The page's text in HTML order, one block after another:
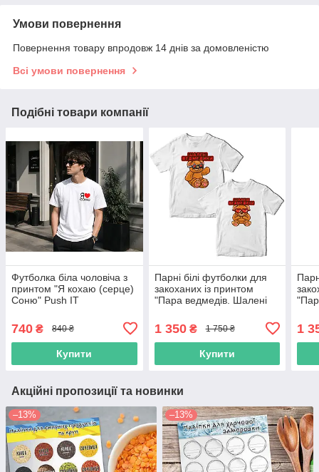
Умови повернення
Повернення товару впродовж 14 днів за домовленістю
Всі умови повернення
Подібні товари компанії
Футболка біла чоловіча з
принтом "Я кохаю (серце)
Соню" Push IT
740 ₴ 840 ₴
Купити
Парні білі футболки для
закоханих із принтом
"Пара ведмедів. Шалені
окулярах" Push IT
1 350₴ 1 750 ₴
Купити
1
Акційні пропозиції та новинки
–13% –13%